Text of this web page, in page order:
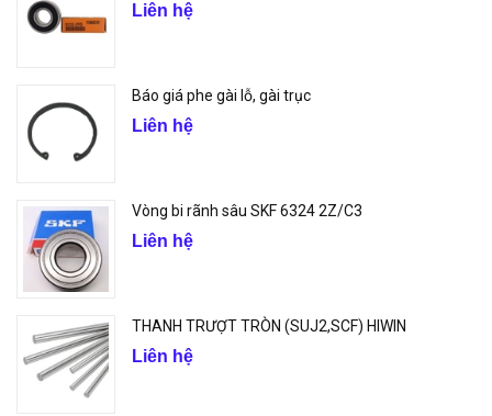
Liên hệ
Báo giá phe gài lỗ, gài trục
Liên hệ
Vòng bi rãnh sâu SKF 6324 2Z/C3
Liên hệ
THANH TRƯỢT TRÒN (SUJ2,SCF) HIWIN
Liên hệ